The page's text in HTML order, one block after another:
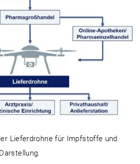
Lieferdrohne für Impfstoffe und